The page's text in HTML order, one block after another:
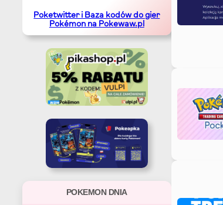
Poketwitter i Baza kodów do gier
Pokémon na Pokewaw.pl
POKEMON DNIA